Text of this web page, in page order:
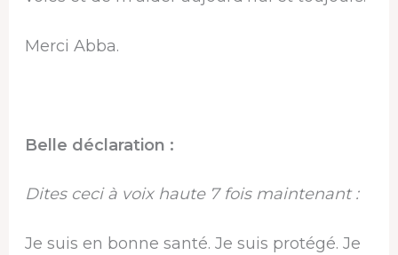
Merci Abba.
Belle déclaration :
Dites ceci à voix haute 7 fois maintenant :
Je suis en bonne santé. Je suis protégé. Je